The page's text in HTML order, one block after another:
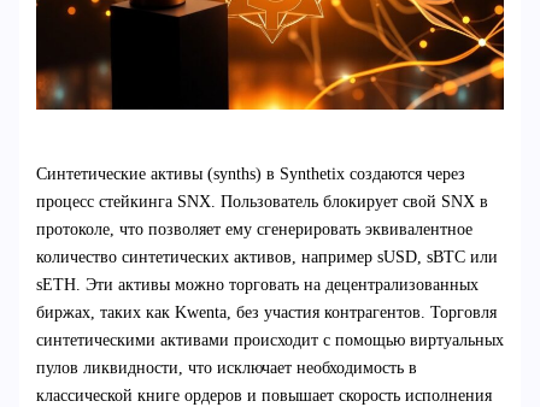
Синтетические активы (synths) в Synthetix создаются через
процесс стейкинга SNX. Пользователь блокирует свой SNX в
протоколе, что позволяет ему сгенерировать эквивалентное
количество синтетических активов, например sUSD, sBTC или
sETH. Эти активы можно торговать на децентрализованных
биржах, таких как Kwenta, без участия контрагентов. Торговля
синтетическими активами происходит с помощью виртуальных
пулов ликвидности, что исключает необходимость в
классической книге ордеров и повышает скорость исполнения